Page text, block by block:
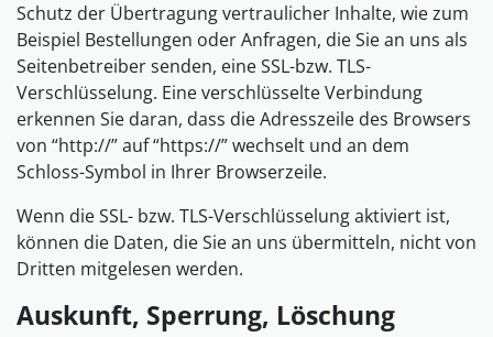
Schutz der Übertragung vertraulicher Inhalte, wie zum
Beispiel Bestellungen oder Anfragen, die Sie an uns als
Seitenbetreiber senden, eine SSL-bzw. TLS-
Verschlüsselung. Eine verschlüsselte Verbindung
erkennen Sie daran, dass die Adresszeile des Browsers
von “http://” auf “https://” wechselt und an dem
Schloss-Symbol in Ihrer Browserzeile.
Wenn die SSL- bzw. TLS-Verschlüsselung aktiviert ist,
können die Daten, die Sie an uns übermitteln, nicht von
Dritten mitgelesen werden.
Auskunft, Sperrung, Löschung